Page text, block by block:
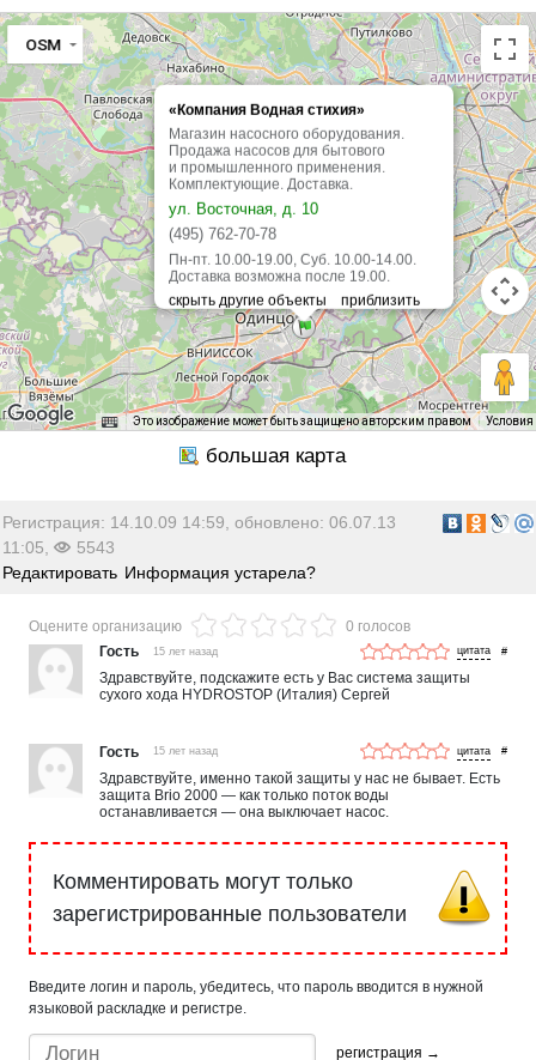
«Компания Водная стихия»
Магазин насосного оборудования.
Продажа насосов для бытового
и промышленного применения.
Комплектующие. Доставка.
ул. Восточная, д. 10
(495) 762-70-78
Пн-пт. 10.00-19.00, Суб. 10.00-14.00.
Доставка возможна после 19.00.
OSM
Это изображение может быть защищено авторским правом Условия
Регистрация: 14.10.09 14:59, обновлено: 06.07.13
11:05,
5543
Редактировать Информация устарела?
Оцените организацию
0 голосов
Гость
15 лет назад #
Здравствуйте, подскажите есть у Вас система защиты
сухого хода HYDROSTOP (Италия) Сергей
Гость 15 лет назад #
Здравствуйте, именно такой защиты у нас не бывает. Есть
защита Brio 2000 — как только поток воды
останавливается — она выключает насос.
Комментировать могут только
зарегистрированные пользователи
Введите логин и пароль, убедитесь, что пароль вводится в нужной
языковой раскладке и регистре.
регистрация →